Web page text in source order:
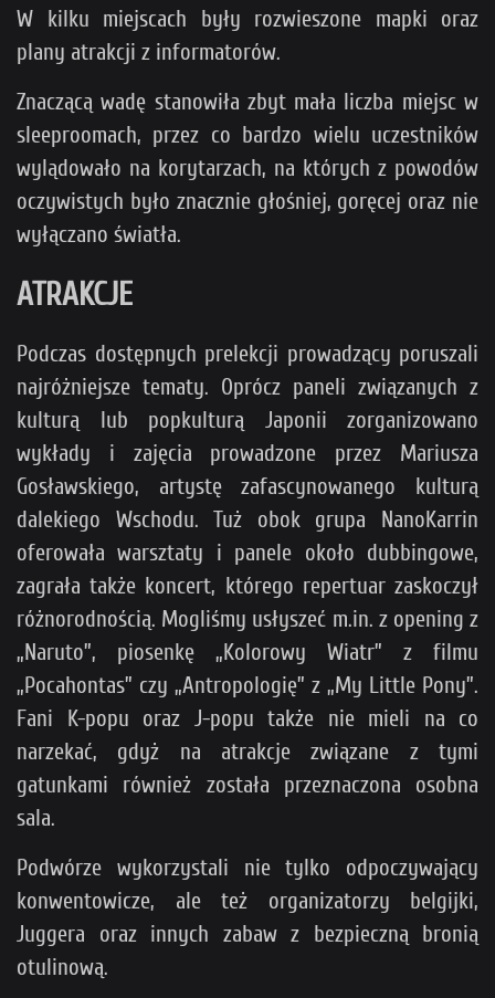
W kilku miejscach były rozwieszone mapki oraz
plany atrakcji z informatorów.
Znaczącą wadę stanowiła zbyt mała liczba miejsc w
sleeproomach, przez co bardzo wielu uczestników
wylądowało na korytarzach, na których z powodów
oczywistych było znacznie głośniej, goręcej oraz nie
wyłączano światła.
ATRAKCJE
Podczas dostępnych prelekcji prowadzący poruszali
najróżniejsze tematy. Oprócz paneli związanych z
kulturą lub popkulturą Japonii zorganizowano
wykłady i zajęcia prowadzone przez Mariusza
Gosławskiego, artystę zafascynowanego kulturą
dalekiego Wschodu. Tuż obok grupa NanoKarrin
oferowała warsztaty i panele około dubbingowe,
zagrała także koncert, którego repertuar zaskoczył
różnorodnością. Mogliśmy usłyszeć m.in. z opening z
„Naruto”, piosenkę „Kolorowy Wiatr” z filmu
„Pocahontas” czy „Antropologię” z „My Little Pony”.
Fani K-popu oraz J-popu także nie mieli na co
narzekać, gdyż na atrakcje związane z tymi
gatunkami również została przeznaczona osobna
sala.
Podwórze wykorzystali nie tylko odpoczywający
konwentowicze, ale też organizatorzy belgijki,
Juggera oraz innych zabaw z bezpieczną bronią
otulinową.